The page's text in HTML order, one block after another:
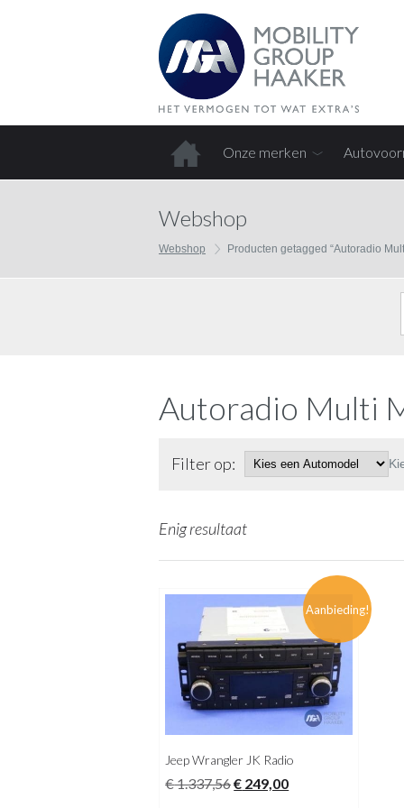
Onze merken
Webshop
Webshop Producten getagged “Autoradio
Autoradio Multi
Filter op:
Enig resultaat
Aanbieding!
Jeep Wrangler JK Radio
€1.337,56Oorspronkelijke
€ 249,00Huidige